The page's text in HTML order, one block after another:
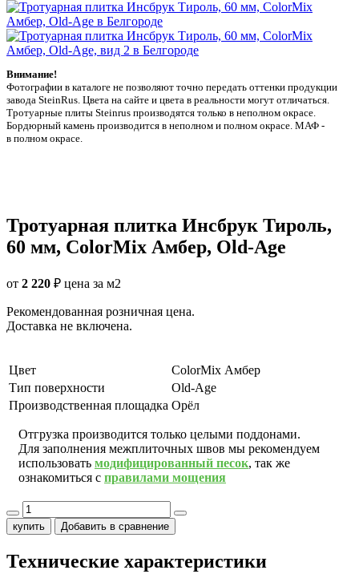
Внимание!
Фотографии в каталоге не позволяют точно передать оттенки продукции
заводa SteinRus. Цвета на сайте и цвета в реальности могут отличаться.
Тротуарные плиты Steinrus производятся только в неполном окрасе.
Бордюрный камень производится в неполном и полном окрасе. МАФ -
в полном окрасе.
Тротуарная плитка Инсбрук Тироль,
60 мм, ColorMix Амбер, Old-Age
от 2 220 ₽ цена за м2
Рекомендованная розничная цена.
Доставка не включена.
Цвет
ColorMix Амбер
Тип поверхности
Old-Age
Производственная площадка Орёл
Отгрузка производится только целыми поддонами.
Для заполнения межплиточных швов мы рекомендуем
использовать модифицированный песок, так же
ознакомиться с правилами мощения
купить Добавить в сравнение
Технические характеристики